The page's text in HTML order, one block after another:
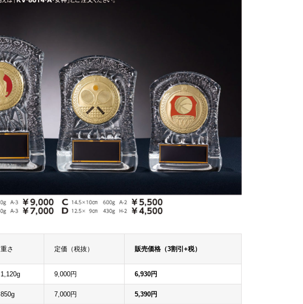
重さ 定価（税抜） 販売価格（3割引+税）
1,120g 9,000円 6,930円
850g 7,000円 5,390円